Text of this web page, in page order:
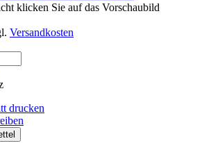
klicken Sie auf das Vorschaubild
Versandkosten
drucken